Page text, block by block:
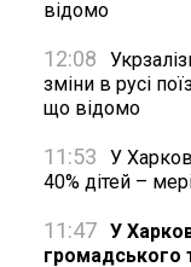
відомо
12:08
зміни в русі
що відомо
11:53
У
40% дітей –
11:47 У
громадського